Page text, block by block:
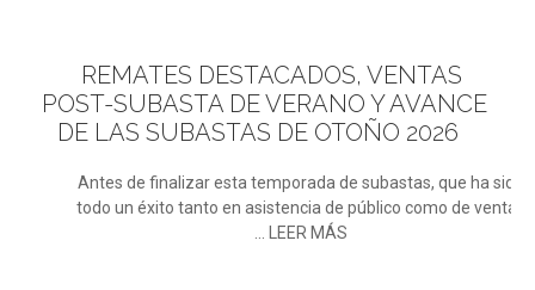
REMATES DESTACADOS, VENTAS
POST-SUBASTA DE VERANO Y AVANCE
DE LAS SUBASTAS DE OTOÑO 2026
Antes de finalizar esta temporada de subastas, que ha sido
todo un éxito tanto en asistencia de público como de ventas
... LEER MÁS